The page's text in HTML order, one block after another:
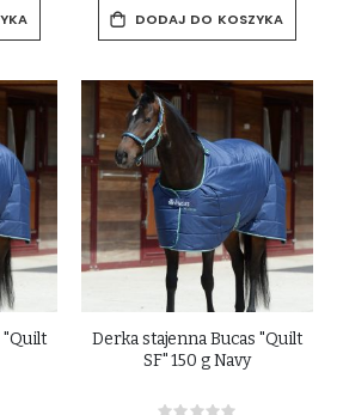
DODAJ DO KOSZYKA
"Quilt
Derka stajenna Bucas "Quilt
SF" 150 g Navy